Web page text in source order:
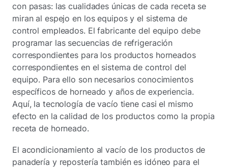
con pasas: las cualidades únicas de cada receta se
miran al espejo en los equipos y el sistema de
control empleados. El fabricante del equipo debe
programar las secuencias de refrigeración
correspondientes para los productos horneados
correspondientes en el sistema de control del
equipo. Para ello son necesarios conocimientos
específicos de horneado y años de experiencia.
Aquí, la tecnología de vacío tiene casi el mismo
efecto en la calidad de los productos como la propia
receta de horneado.
El acondicionamiento al vacío de los productos de
panadería y repostería también es idóneo para el